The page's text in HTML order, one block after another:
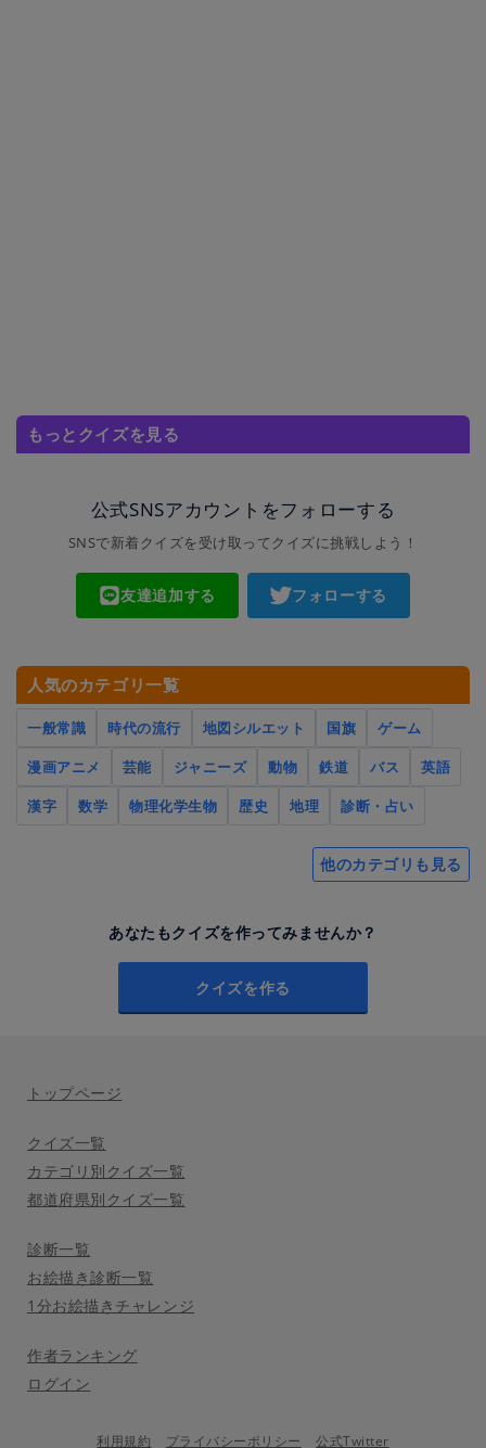
もっとクイズを見る
公式SNSアカウントをフォローする
SNSで新着クイズを受け取ってクイズに挑戦しよう！
友達追加する フォローする
人気のカテゴリ一覧
一般常識 時代の流行 地図シルエット 国旗
ゲーム
漫画アニメ
芸能 ジャニーズ 動物 鉄道 バス
英語
漢字
数学 物理化学生物 歴史 地理 診断・占い
他のカテゴリも見る
あなたもクイズを作ってみませんか？
クイズを作る
トップページ
クイズ一覧
カテゴリ別クイズ一覧
都道府県別クイズ一覧
診断一覧
お絵描き診断一覧
1分お絵描きチャレンジ
作者ランキング
ログイン
利用規約 プライバシーポリシー 公式Twitter